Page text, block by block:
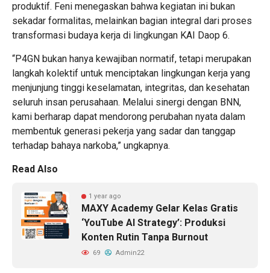
produktif. Feni menegaskan bahwa kegiatan ini bukan
sekadar formalitas, melainkan bagian integral dari proses
transformasi budaya kerja di lingkungan KAI Daop 6.
“P4GN bukan hanya kewajiban normatif, tetapi merupakan
langkah kolektif untuk menciptakan lingkungan kerja yang
menjunjung tinggi keselamatan, integritas, dan kesehatan
seluruh insan perusahaan. Melalui sinergi dengan BNN,
kami berharap dapat mendorong perubahan nyata dalam
membentuk generasi pekerja yang sadar dan tanggap
terhadap bahaya narkoba,” ungkapnya.
Read Also
1 year ago
MAXY Academy Gelar Kelas Gratis
‘YouTube AI Strategy’: Produksi
Konten Rutin Tanpa Burnout
69 Admin22